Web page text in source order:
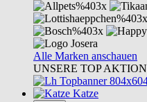
Alle Marken anschauen
UNSERE TOP AKTION
Katze